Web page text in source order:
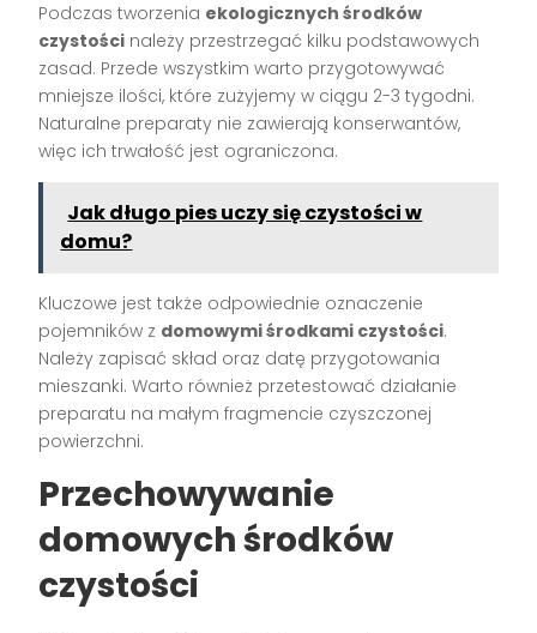
Podczas tworzenia ekologicznych środków
czystości należy przestrzegać kilku podstawowych
zasad. Przede wszystkim warto przygotowywać
mniejsze ilości, które zużyjemy w ciągu 2-3 tygodni.
Naturalne preparaty nie zawierają konserwantów,
więc ich trwałość jest ograniczona.
Jak długo pies uczy się czystości w
domu?
Kluczowe jest także odpowiednie oznaczenie
pojemników z domowymi środkami czystości.
Należy zapisać skład oraz datę przygotowania
mieszanki. Warto również przetestować działanie
preparatu na małym fragmencie czyszczonej
powierzchni.
Przechowywanie
domowych środków
czystości